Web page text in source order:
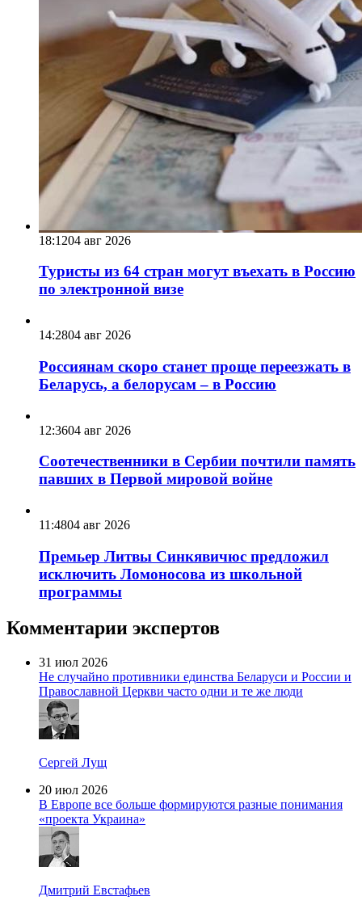
18:1204 авг 2026
Туристы из 64 стран могут въехать в Россию
по электронной визе
14:2804 авг 2026
Россиянам скоро станет проще переезжать в
Беларусь, а белорусам – в Россию
12:3604 авг 2026
Соотечественники в Сербии почтили память
павших в Первой мировой войне
11:4804 авг 2026
Премьер Литвы Синкявичюс предложил
исключить Ломоносова из школьной
программы
Комментарии экспертов
31 июл 2026
Не случайно противники единства Беларуси и России и
Православной Церкви часто одни и те же люди
Сергей Лущ
20 июл 2026
В Европе все больше формируются разные понимания
«проекта Украина»
Дмитрий Евстафьев